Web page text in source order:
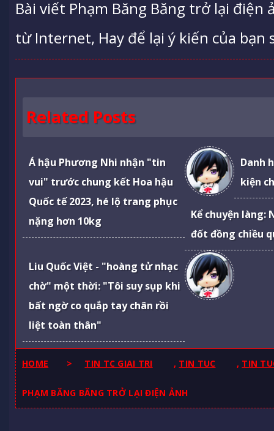
Bài viết Phạm Băng Băng trở lại
từ Internet, Hay để lại ý kiến của bạn
Related Posts
Á hậu Phương Nhi nhận "tin
vui" trước chung kết Hoa hậu
Quốc tế 2023, hé lộ trang phục
nặng hơn 10kg
Danh
kiện
Kể chuyện làng:
đốt đồng chiều
Liu Quốc Việt - "hoàng tử nhạc
chờ" một thời: "Tôi suy sụp khi
bất ngờ co quắp tay chân rồi
liệt toàn thân"
HOME > TIN TC GIAI TRI , TIN TUC , TIN
PHẠM BĂNG BĂNG TRỞ LẠI ĐIỆN ẢNH